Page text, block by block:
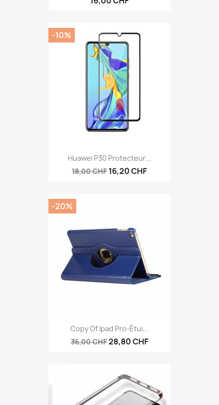
Huawei P30 Protecteur...
18,00 CHF 16,20 CHF
-10%
Copy Of Ipad Pro-Étui...
36,00 CHF28,80 CHF
-20%